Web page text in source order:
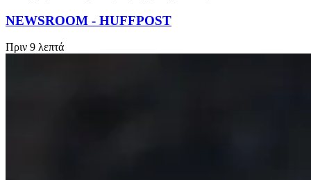
NEWSROOM - HUFFPOST
Πριν 9 λεπτά